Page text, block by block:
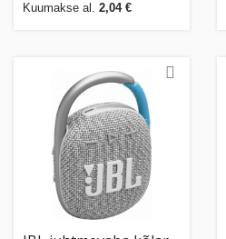
Kuumakse al. 2,04 €